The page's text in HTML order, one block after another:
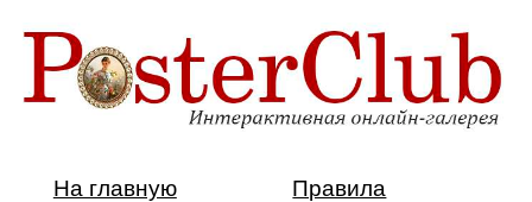
На главную
Правила